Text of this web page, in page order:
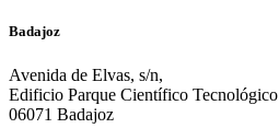
Badajoz
Avenida de Elvas, s/n,
Edificio Parque Científico Tecnológico
06071 Badajoz